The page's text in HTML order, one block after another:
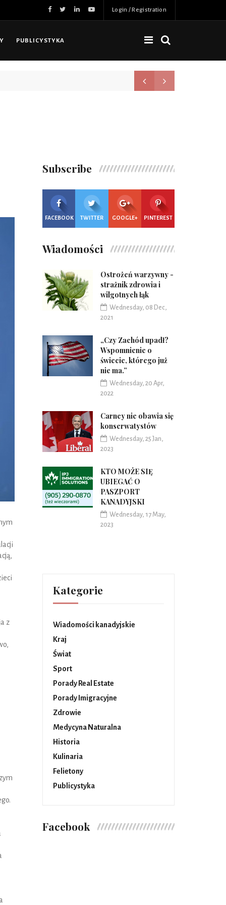
Login / Registration
PUBLICYSTYKA
Nowa jakość, więcej
z
Subscribe
FACEBOOK TWITTER GOOGLE+ PINTEREST
Wiadomości
Ostrożeń warzywny -
strażnik zdrowia i
wilgotnych łąk
Wednesday, 08 Dec,
2021
„Czy Zachód upadł?
Wspomnienie o
świecie, którego już
nie ma.”
Wednesday, 20 Apr,
2022
Carney nie obawia się
konserwatystów
Wednesday, 25 Jan,
2023
KTO MOŻE SIĘ
UBIEGAĆ O
PASZPORT
KANADYJSKI
Wednesday, 17 May,
2023
Kategorie
Wiadomości kanadyjskie
Kraj
Świat
Sport
Porady Real Estate
Porady Imigracyjne
Zdrowie
Medycyna Naturalna
Historia
Kulinaria
Felietony
Publicystyka
Facebook